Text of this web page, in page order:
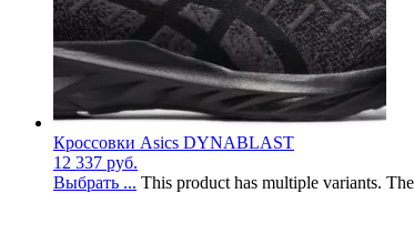
Кроссовки Asics DYNABLAST
12 337 руб.
Выбрать ... This product has multiple variants.